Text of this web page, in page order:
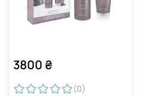
3800₴
(0)